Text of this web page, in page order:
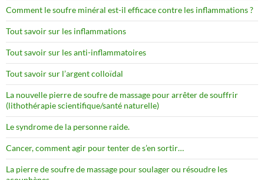
Comment le soufre minéral est-il efficace contre les inflammations ?
Tout savoir sur les inflammations
Tout savoir sur les anti-inflammatoires
Tout savoir sur l’argent colloïdal
La nouvelle pierre de soufre de massage pour arrêter de souffrir
(lithothérapie scientifique/santé naturelle)
Le syndrome de la personne raide.
Cancer, comment agir pour tenter de s’en sortir…
La pierre de soufre de massage pour soulager ou résoudre les